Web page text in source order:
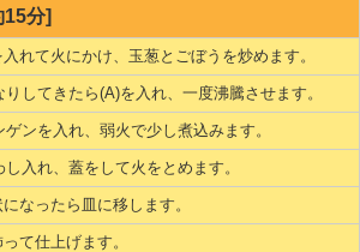
分]
れて火にかけ、玉葱とごぼうを炒めます。
してきたら(A)を入れ、一度沸騰させます。
ンを入れ、弱火で少し煮込みます。
入れ、蓋をして火をとめます。
なったら皿に移します。
て仕上げます。